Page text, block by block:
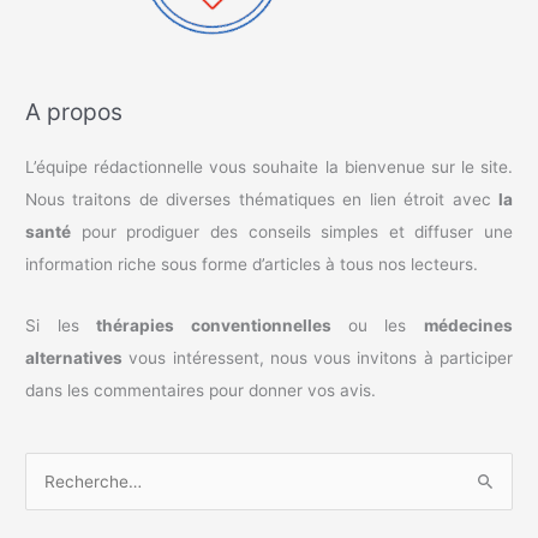
A propos
L’équipe rédactionnelle vous souhaite la bienvenue sur le site.
Nous traitons de diverses thématiques en lien étroit avec la
santé pour prodiguer des conseils simples et diffuser une
information riche sous forme d’articles à tous nos lecteurs.
Si lesthérapies conventionnelles ou les médecines
alternatives vous intéressent, nous vous invitons à participer
dans les commentaires pour donner vos avis.